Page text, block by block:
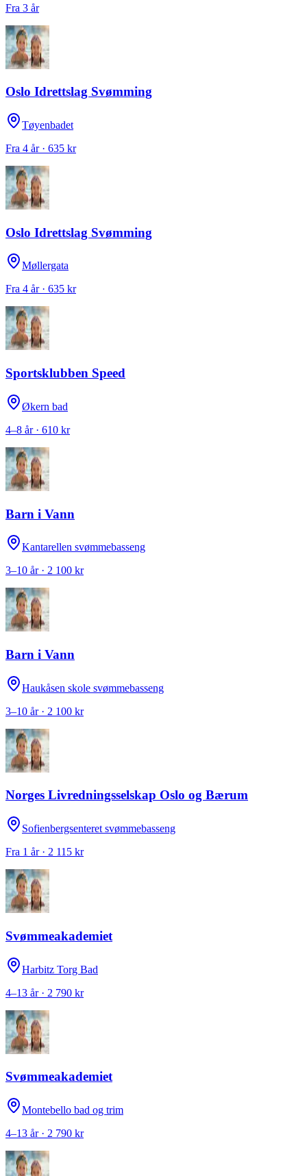
Fra 3 år
Oslo Idrettslag Svømming
Tøyenbadet
Fra 4 år · 635 kr
Oslo Idrettslag Svømming
Møllergata
Fra 4 år · 635 kr
Sportsklubben Speed
Økern bad
4–8 år · 610 kr
Barn i Vann
Kantarellen svømmebasseng
3–10 år · 2 100 kr
Barn i Vann
Haukåsen skole svømmebasseng
3–10 år · 2 100 kr
Norges Livredningsselskap Oslo og Bærum
Sofienbergsenteret svømmebasseng
Fra 1 år · 2 115 kr
Svømmeakademiet
Harbitz Torg Bad
4–13 år · 2 790 kr
Svømmeakademiet
Montebello bad og trim
4–13 år · 2 790 kr